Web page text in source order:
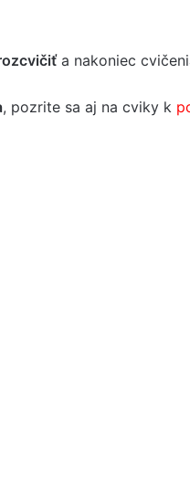
a nakoniec
, pozrite sa aj na cviky k